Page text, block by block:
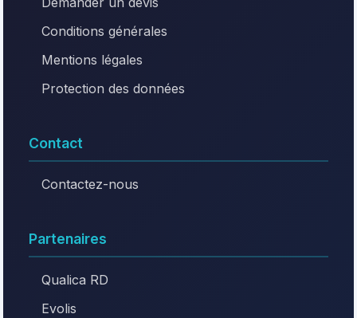
Conditions générales
Mentions légales
Protection des données
Contact
Contactez-nous
Partenaires
Qualica RD
Evolis